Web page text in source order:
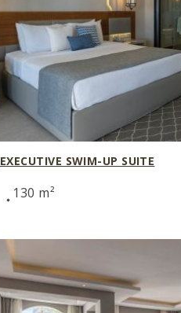
EXECUTIVE SWIM-UP SUITE
130 m²